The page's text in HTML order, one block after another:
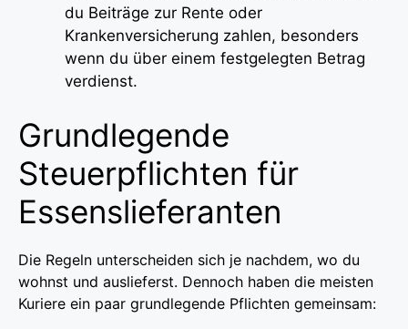
du Beiträge zur Rente oder
Krankenversicherung zahlen, besonders
wenn du über einem festgelegten Betrag
verdienst.
Grundlegende
Steuerpflichten für
Essenslieferanten
Die Regeln unterscheiden sich je nachdem, wo du
wohnst und auslieferst. Dennoch haben die meisten
Kuriere ein paar grundlegende Pflichten gemeinsam: